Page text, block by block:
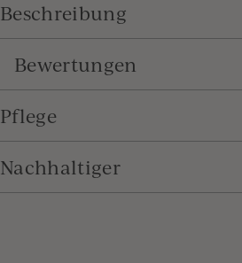
Beschreibung
Bewertungen
Pflege
Nachhaltiger